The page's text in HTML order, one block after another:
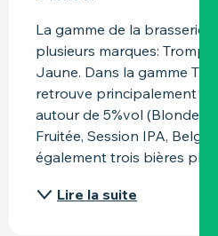
La gamme de la brasserie
plusieurs marques: Trompe
Jaune. Dans la gamme
retrouve principalement
autour de 5%vol (Blonde,
Fruitée, Session IPA,
également trois bières plus
Lire la suite